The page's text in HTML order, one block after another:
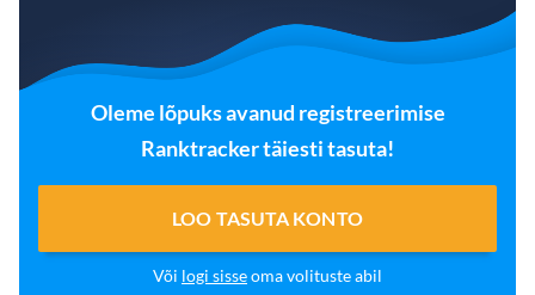
Oleme lõpuks avanud registreerimise
Ranktracker täiesti tasuta!
LOO TASUTA KONTO
Või logi sisseoma volituste abil